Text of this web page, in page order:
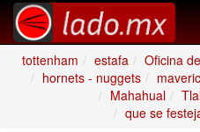
tottenham
estafa
Oficina
hornets - nuggets
Mahahual
que se